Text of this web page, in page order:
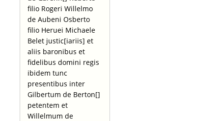
filio Rogeri Willelmo
de Aubeni Osberto
filio Heruei Michaele
Belet justic[iariis] et
aliis baronibus et
fidelibus domini regis
ibidem tunc
presentibus inter
Gilbertum de Berton[]
petentem et
Willelmum de